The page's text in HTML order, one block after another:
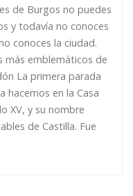
de Burgos no puedes
y todavía no conoces
conoces la ciudad.
más emblemáticos de
La primera parada
hacemos en la Casa
XV, y su nombre
de Castilla. Fue